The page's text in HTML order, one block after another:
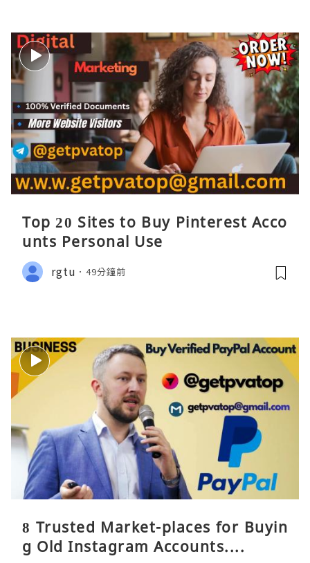
Top 20 Sites to Buy Pinterest Acco
unts Personal Use
rgtu 49分鐘前
8 Trusted Market-places for Buyin
g Old Instagram Accounts....